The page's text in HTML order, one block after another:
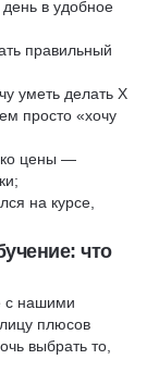
в удобное
правильный
уметь делать X
просто «хочу
цены —
на курсе,
что
с нашими
плюсов
выбрать то,